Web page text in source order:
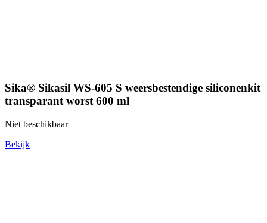
Sika® Sikasil WS-605 S weersbestendige siliconenkit
transparant worst 600 ml
Niet beschikbaar
Bekijk